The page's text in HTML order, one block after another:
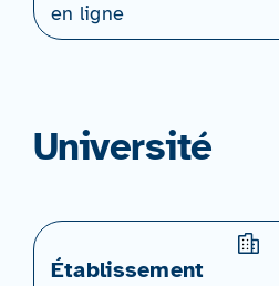
en ligne
Université
Établissement